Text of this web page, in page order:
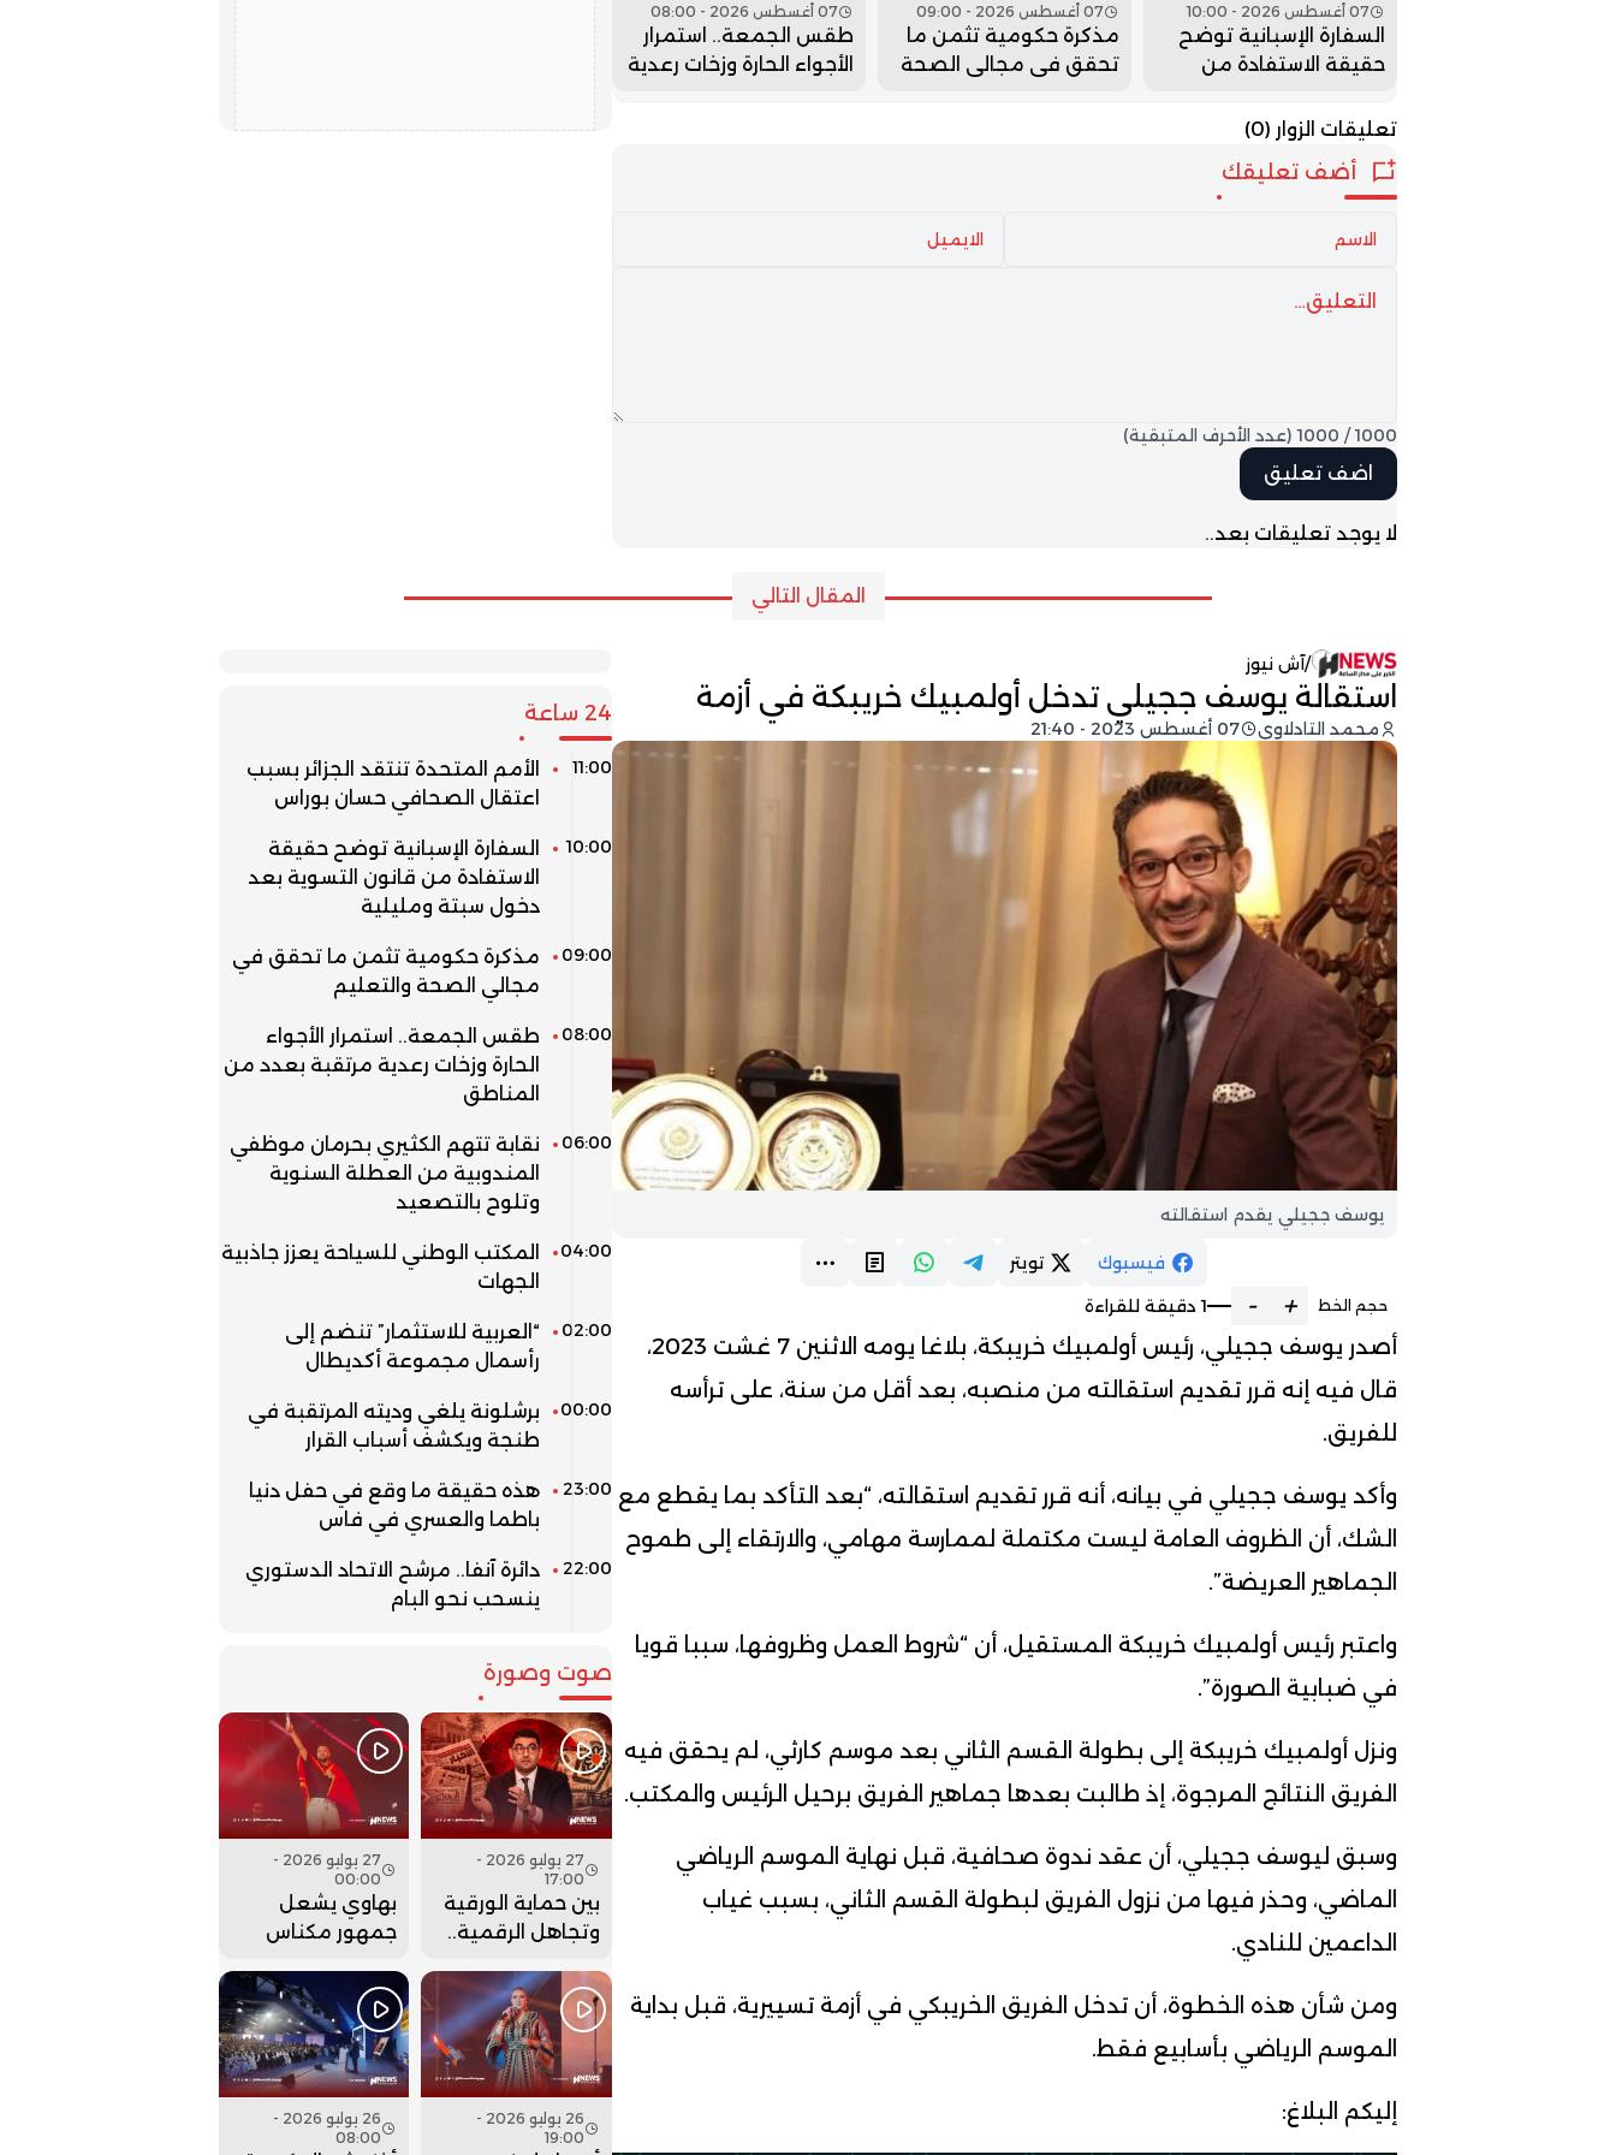
07 أغسطس 2026 - 10:00
السفارة الإسبانية توضح
حقيقة الاستفادة من
سبتة ومليلية
07 أغسطس 2026 - 09:00
مذكرة حكومية تثمن ما
تحقق في مجالي الصحة
07 أغسطس 2026 - 08:00
طقس الجمعة.. استمرار
الأجواء الحارة وزخات رعدية
تعليقات الزوار (0)
أضف تعليقك
1000
/
1000 (عدد الأحرف المتبقية)
لا يوجد تعليقات بعد..
المقال التالي
/آش نيوز
استقالة يوسف ججيلي تدخل أولمبيك خريبكة في أزمة
محمد التادلاوي 07 أغسطس 2023 - 21:40
يوسف ججيلي يقدم استقالته
فيسبوك تويتر
حجم الخط +
- 1 دقيقة للقراءة
أصدر يوسف ججيلي، رئيس أولمبيك خريبكة، بلاغا يومه الاثنين 7 غشت 2023،
قال فيه إنه قرر تقديم استقالته من منصبه، بعد أقل من سنة، على ترأسه
للفريق.
وأكد يوسف ججيلي في بيانه، أنه قرر تقديم استقالته، “بعد التأكد بما يقطع مع
الشك، أن الظروف العامة ليست مكتملة لممارسة مهامي، والارتقاء إلى طموح
الجماهير العريضة”.
واعتبر رئيس أولمبيك خريبكة المستقيل، أن “شروط العمل وظروفها، سببا قويا
في ضبابية الصورة”.
ونزل أولمبيك خريبكة إلى بطولة القسم الثاني بعد موسم كارثي، لم يحقق فيه
الفريق النتائج المرجوة، إذ طالبت بعدها جماهير الفريق برحيل الرئيس والمكتب.
وسبق ليوسف ججيلي، أن عقد ندوة صحافية، قبل نهاية الموسم الرياضي
الماضي، وحذر فيها من نزول الفريق لبطولة القسم الثاني، بسبب غياب
الداعمين للنادي.
ومن شأن هذه الخطوة، أن تدخل الفريق الخريبكي في أزمة تسييرية، قبل بداية
الموسم الرياضي بأسابيع فقط.
إليكم البلاغ:
24 ساعة
11:00
الأمم المتحدة تنتقد الجزائر بسبب
اعتقال الصحافي حسان بوراس
10:00
السفارة الإسبانية توضح حقيقة
الاستفادة من قانون التسوية بعد
دخول سبتة ومليلية
09:00
مذكرة حكومية تثمن ما تحقق في
مجالي الصحة والتعليم
08:00
طقس الجمعة.. استمرار الأجواء
الحارة وزخات رعدية مرتقبة بعدد من
المناطق
06:00
نقابة تتهم الكثيري بحرمان موظفي
المندوبية من العطلة السنوية
وتلوح بالتصعيد
04:00
المكتب الوطني للسياحة يعزز جاذبية
الجهات
02:00
“العربية للاستثمار” تنضم إلى
رأسمال مجموعة أكديطال
00:00
برشلونة يلغي وديته المرتقبة في
طنجة ويكشف أسباب القرار
23:00
هذه حقيقة ما وقع في حفل دنيا
باطما والعسري في فاس
22:00
دائرة آنفا.. مرشح الاتحاد الدستوري
ينسحب نحو البام
صوت وصورة
27 يوليو 2026 -
17:00
بين حماية الورقية
وتجاهل الرقمية..
بنسعيد عقارب
الساعة إلى الوراء؟
27 يوليو 2026 -
00:00
بهاوي يشعل
جمهور مكناس
عيساوة.. فيديو
26 يوليو 2026 -
19:00
26 يوليو 2026 -
08:00